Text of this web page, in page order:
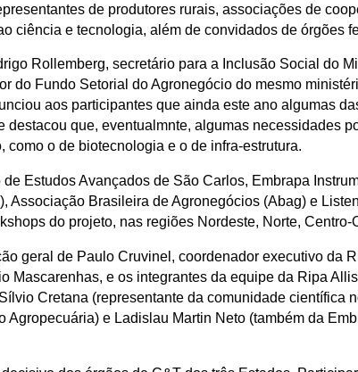
de produtores rurais, associações de
ciência e tecnologia, além de convidados de órgões
Rollemberg, secretário para a Inclusão Social do
do Fundo Setorial do Agronegócio do mesmo
aos participantes que ainda este ano algumas
destacou que, eventualmnte, algumas necessidades
como o de biotecnologia e o de infra-estrutura.
Estudos Avançados de São Carlos, Embrapa
Associação Brasileira de Agronegócios (Abag) e
do projeto, nas regiões Nordeste, Norte, Centro-
geral de Paulo Cruvinel, coordenador executivo da
Mascarenhas, e os integrantes da equipe da Ripa
Cretana (representante da comunidade científica
Agropecuária) e Ladislau Martin Neto (também da